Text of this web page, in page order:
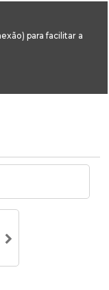
para facilitar a